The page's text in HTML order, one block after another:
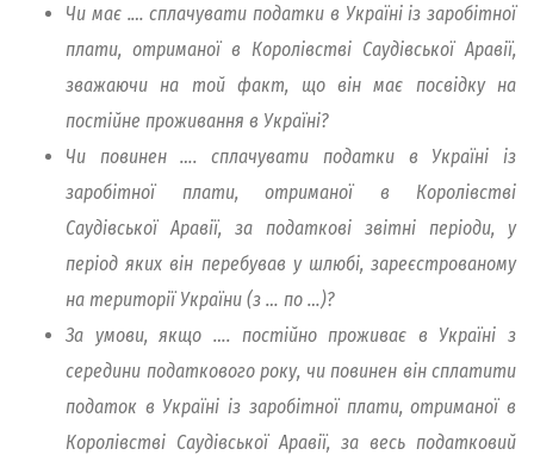
Чи має .… сплачувати податки в Україні із заробітної
плати, отриманої в Королівстві Саудівської Аравії,
зважаючи на той факт, що він має посвідку на
постійне проживання в Україні?
Чи повинен …. сплачувати податки в Україні із
заробітної плати, отриманої в Королівстві
Саудівської Аравії, за податкові звітні періоди, у
період яких він перебував у шлюбі, зареєстрованому
на території України (з … по …)?
За умови, якщо …. постійно проживає в Україні з
середини податкового року, чи повинен він сплатити
податок в Україні із заробітної плати, отриманої в
Королівстві Саудівської Аравії, за весь податковий